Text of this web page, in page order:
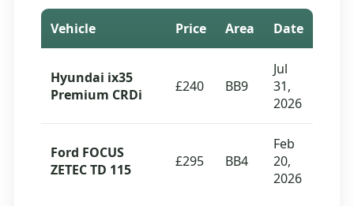
Vehicle Price Area Date
Hyundai ix35
Premium CRDi
£240 BB9
Jul
31,
2026
Ford FOCUS
ZETEC TD 115
£295 BB4
Feb
20,
2026